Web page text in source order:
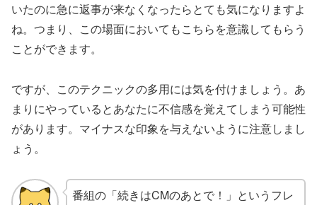
いたのに急に返事が来なくなったらとても気になりますよ
ね。つまり、この場面においてもこちらを意識してもらう
ことができます。
ですが、このテクニックの多用には気を付けましょう。あ
まりにやっているとあなたに不信感を覚えてしまう可能性
があります。マイナスな印象を与えないように注意しまし
ょう。
番組の「続きはCMのあとで！」というフレ